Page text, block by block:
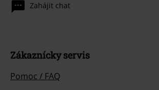
Zahájit chat
Zákaznícky servis
Pomoc / FAQ